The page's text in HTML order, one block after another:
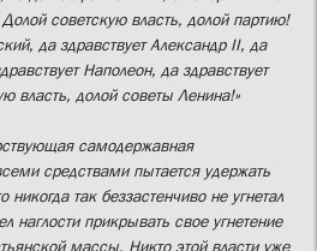
советскую власть, долой партию!
да здравствует Александр II, да
Наполеон, да здравствует
власть, долой советы Ленина!»
самодержавная
средствами пытается удержать
так беззастенчиво не угнетал
наглости прикрывать свое угнетение
массы. Никто этой власти уже